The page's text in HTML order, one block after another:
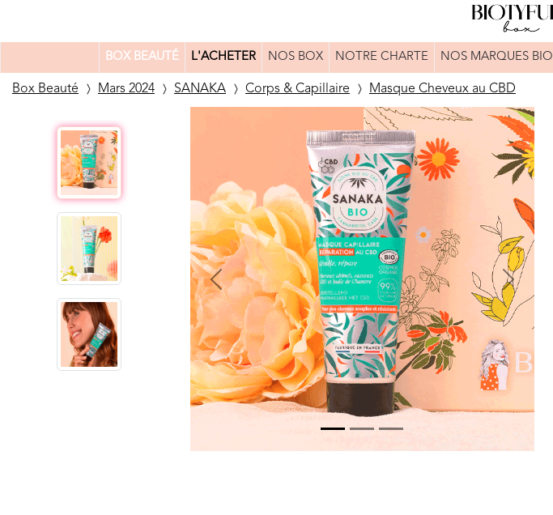
BOX BEAUTÉ L'ACHETER NOS BOX NOTRE CHARTE NOS MARQUES BIO
Box Beauté Mars 2024 SANAKA Corps & Capillaire Masque Cheveux au CBD
Previous Next